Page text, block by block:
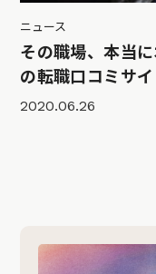
ニュース
その職場、本当
の転職口コミサ
2020.06.26